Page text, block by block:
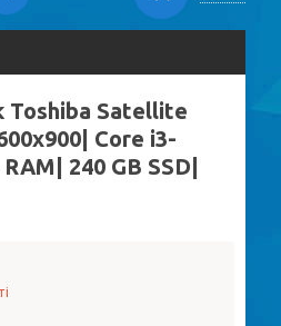
Toshiba Satellite
Core i3-
240 GB SSD|